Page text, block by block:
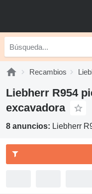
Recambios
Liebherr R954
excavadora
8 anuncios: Liebherr